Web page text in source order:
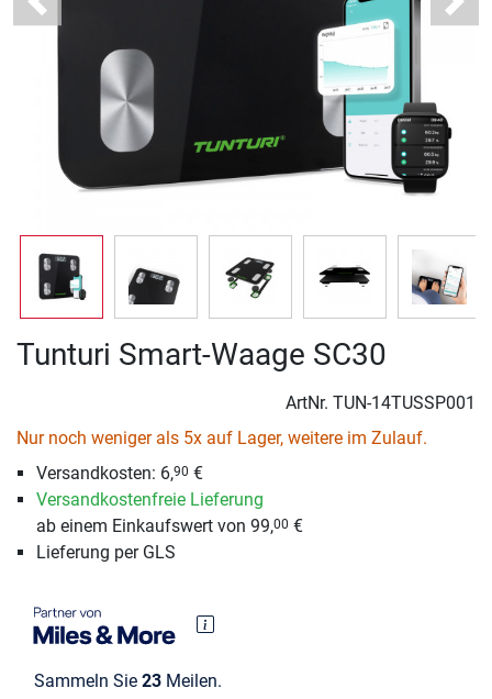
Previous Next
Tunturi Smart-Waage SC30
ArtNr. TUN-14TUSSP001
Nur noch weniger als 5x auf Lager, weitere im Zulauf.
Versandkosten: 6,90 €
Versandkostenfreie Lieferung
ab einem Einkaufswert von 99,00 €
Lieferung per GLS
Sammeln Sie 23 Meilen.